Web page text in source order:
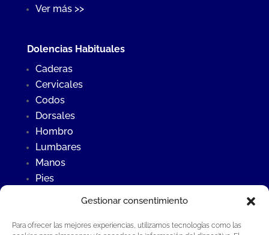
Gestionar consentimiento
Para ofrecer las mejores experiencias, utilizamos tecnologías como las
Ver más >>
Dolencias Habituales
Caderas
Cervicales
Codos
Dorsales
Hombro
Lumbares
Manos
Pies